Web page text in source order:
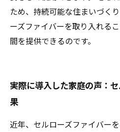
ため、持続可能な住まいづく
ーズファイバーを取り入れる
間を提供できるのです。
実際に導入した家庭の声：
果
近年、セルローズファイバー